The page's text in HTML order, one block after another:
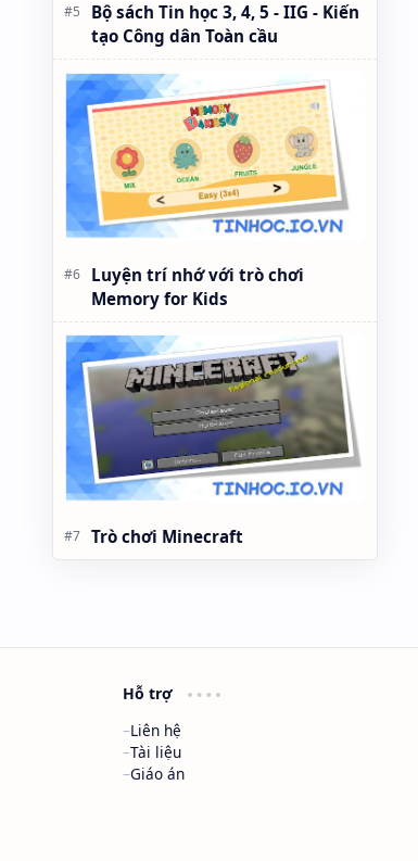
Bộ sách Tin học 3, 4, 5 - IIG - Kiến
tạo Công dân Toàn cầu
Luyện trí nhớ với trò chơi
Memory for Kids
Trò chơi Minecraft
Hỗ trợ
Liên hệ
Tài liệu
Giáo án